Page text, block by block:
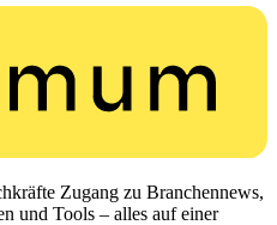
Zugang zu Branchennews,
und Tools – alles auf einer